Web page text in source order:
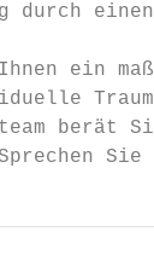
durch
ein